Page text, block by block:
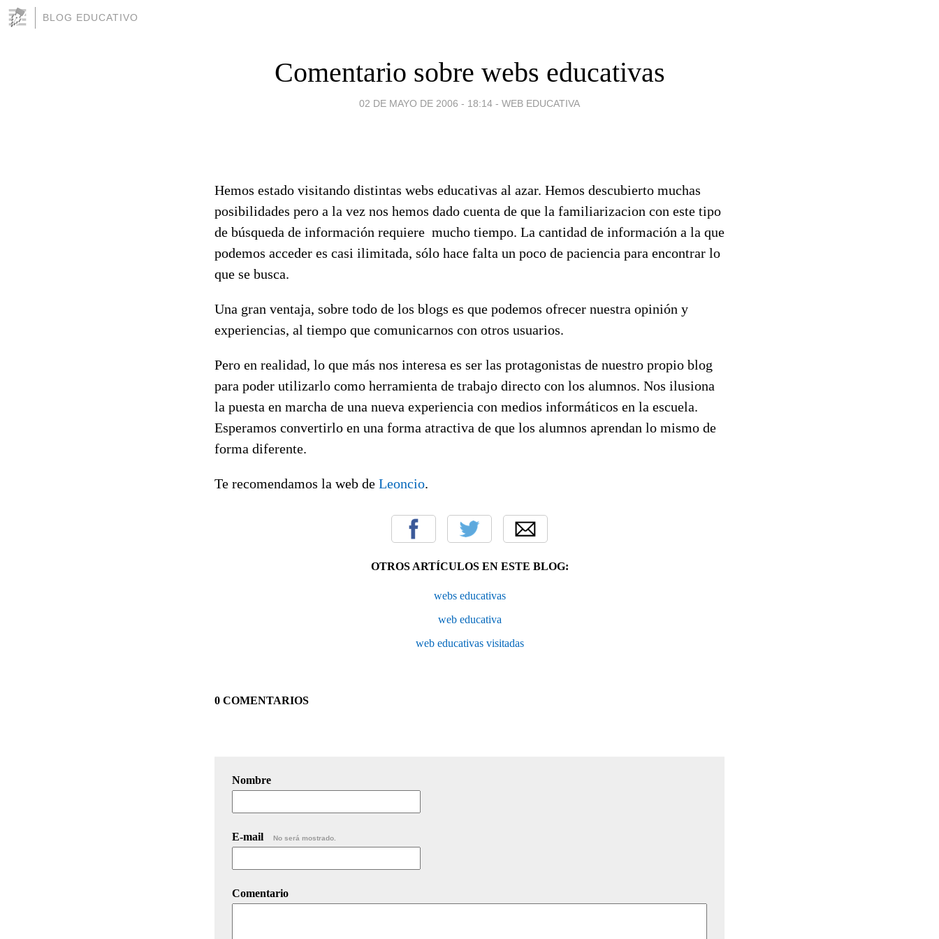
BLOG EDUCATIVO
Comentario sobre webs educativas
02 DE MAYO DE 2006 - 18:14 - WEB EDUCATIVA
Hemos estado visitando distintas webs educativas al azar. Hemos descubierto muchas
posibilidades pero a la vez nos hemos dado cuenta de que la familiarizacion con este tipo
de búsqueda de información requiere mucho tiempo. La cantidad de información a la que
podemos acceder es casi ilimitada, sólo hace falta un poco de paciencia para encontrar lo
que se busca.
Una gran ventaja, sobre todo de los blogs es que podemos ofrecer nuestra opinión y
experiencias, al tiempo que comunicarnos con otros usuarios.
Pero en realidad, lo que más nos interesa es ser las protagonistas de nuestro propio blog
para poder utilizarlo como herramienta de trabajo directo con los alumnos. Nos ilusiona
la puesta en marcha de una nueva experiencia con medios informáticos en la escuela.
Esperamos convertirlo en una forma atractiva de que los alumnos aprendan lo mismo de
forma diferente.
Te recomendamos la web de Leoncio.
OTROS ARTÍCULOS EN ESTE BLOG:
webs educativas
web educativa
web educativas visitadas
0 COMENTARIOS
Nombre
E-mail No será mostrado.
Comentario